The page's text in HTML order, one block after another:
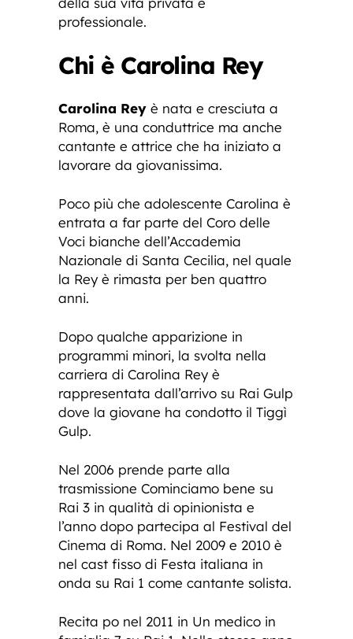
professionale.
Chi è Carolina Rey
Carolina Rey è nata e cresciuta a
Roma, è una conduttrice ma anche
cantante e attrice che ha iniziato a
lavorare da giovanissima.
Poco più che adolescente Carolina è
entrata a far parte del Coro delle
Voci bianche dell’Accademia
Nazionale di Santa Cecilia, nel quale
la Rey è rimasta per ben quattro
anni.
Dopo qualche apparizione in
programmi minori, la svolta nella
carriera di Carolina Rey è
rappresentata dall’arrivo su Rai Gulp
dove la giovane ha condotto il Tiggì
Gulp.
Nel 2006 prende parte alla
trasmissione Cominciamo bene su
Rai 3 in qualità di opinionista e
l’anno dopo partecipa al Festival del
Cinema di Roma. Nel 2009 e 2010 è
nel cast fisso di Festa italiana in
onda su Rai 1 come cantante solista.
Recita po nel 2011 in Un medico in